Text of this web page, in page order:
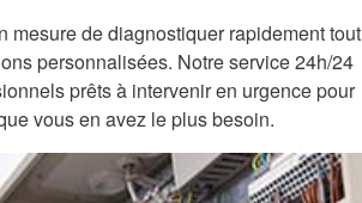
mesure de diagnostiquer rapidement tout
personnalisées. Notre service 24h/24
prêts à intervenir en urgence pour
vous en avez le plus besoin.